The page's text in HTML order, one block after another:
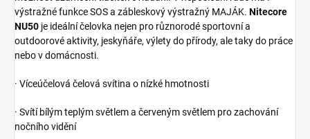
výstražné funkce SOS a zábleskový výstražný MAJÁK. Nitecore
NU50 je ideální čelovka nejen pro různorodé sportovní a
outdoorové aktivity, jeskyňáře, výlety do přírody, ale taky do práce
nebo v domácnosti.
· Víceúčelová čelová svítina o nízké hmotnosti
· Svítí bílým teplým světlem a červeným světlem pro zachování
nočního vidění